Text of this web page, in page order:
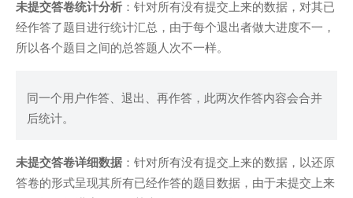
未提交答卷统计分析 ：针对所有没有提交上来的数据，对其已
经作答了题目进行统计汇总，由于每个退出者做大进度不一，
所以各个题目之间的总答题人次不一样。
同一个用户作答、退出、再作答，此两次作答内容会合并
后统计。
未提交答卷详细数据 ：针对所有没有提交上来的数据，以还原
答卷的形式呈现其所有已经作答的题目数据，由于未提交上来